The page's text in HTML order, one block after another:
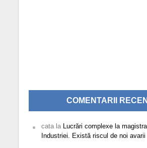
COMENTARII
catala
Lucrări complexe la
Industriei. Există riscul de noi avarii